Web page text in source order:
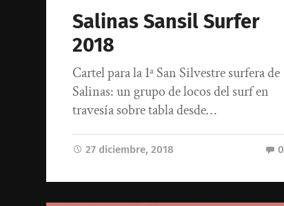
Salinas Sansil Surfer
2018
Cartel para la 1ª San Silvestre surfera de
Salinas: un grupo de locos del surf en
travesía sobre tabla desde…
27 diciembre, 2018 0